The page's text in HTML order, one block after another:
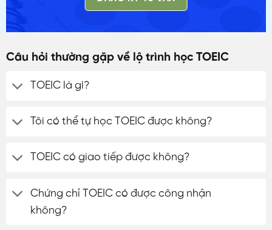
Câu hỏi thường gặp về lộ trình học TOEIC
TOEIC là gì?
Tôi có thể tự học TOEIC được không?
TOEIC có giao tiếp được không?
Chứng chỉ TOEIC có được công nhận
không?